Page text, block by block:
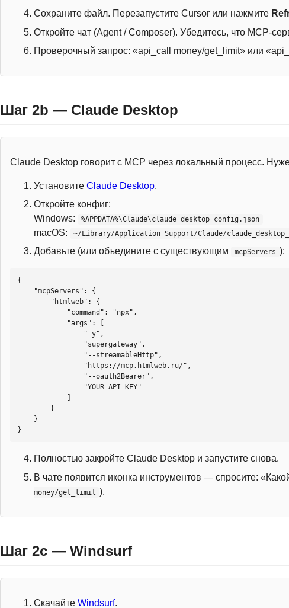
Сохраните файл. Перезапустите Cursor или нажмите
Откройте чат (Agent / Composer). Убедитесь, что MCP-
Проверочный запрос: «api_call money/get_limit» или
Шаг 2b — Claude Desktop
Claude Desktop говорит с MCP через локальный процесс.
Установите Claude Desktop.
Откройте конфиг:
Windows:
%APPDATA%\Claude\claude_desktop_config.json
macOS: ~/Library/Application Support/Claude/
Добавьте (или объедините с существующим mcpServers ):
{
}
Полностью закройте Claude Desktop и запустите снова.
В чате появится иконка инструментов — спросите:
money/get_limit ).
Шаг 2c — Windsurf
Скачайте Windsurf.